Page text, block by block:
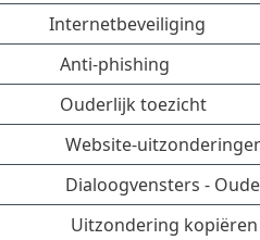
Internetbeveiliging
Anti-phishing
Ouderlijk toezicht
Website-
Dialoogvensters -
Uitzondering